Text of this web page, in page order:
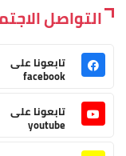
التواصل
تابعونا على
facebook
تابعونا على
youtube